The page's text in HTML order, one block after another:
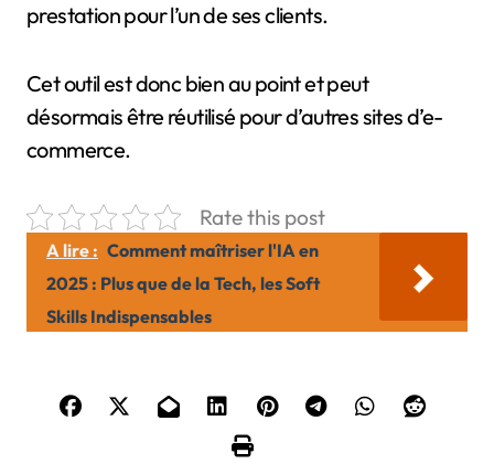
prestation pour l’un de ses clients.
Cet outil est donc bien au point et peut
désormais être réutilisé pour d’autres sites d’e-
commerce.
Rate this post
A lire : Comment maîtriser l'IA en
2025 : Plus que de la Tech, les Soft
Skills Indispensables